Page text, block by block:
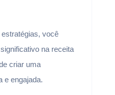
você
na receita
criar uma
e engajada.